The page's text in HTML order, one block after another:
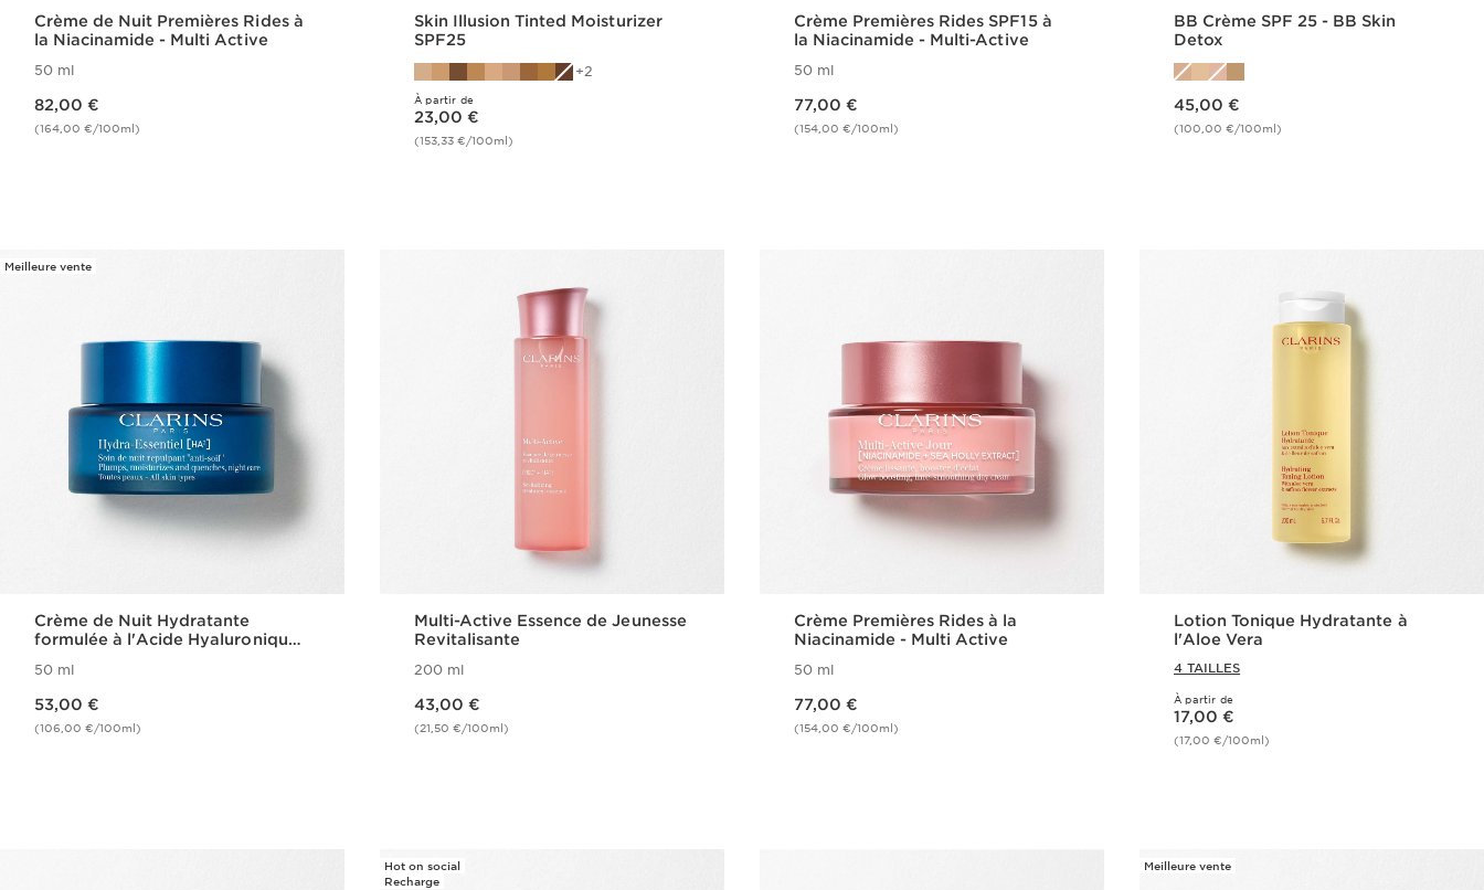
Crème de Nuit Premières Rides à
la Niacinamide - Multi Active
50 ml
82,00 €
(164,00 €/100ml)
Skin Illusion Tinted Moisturizer
SPF25
2
À partir de
Nouveau prix 23,00 €
23,00 €
(153,33 €/100ml)
Crème Premières Rides SPF15 à
la Niacinamide - Multi-Active
50 ml
77,00 €
(154,00 €/100ml)
BB Crème SPF 25 - BB Skin
Detox
45,00 €
(100,00 €/100ml)
Meilleure vente
Crème de Nuit Hydratante
formulée à l'Acide Hyaluronique -
50 ml
53,00 €
(106,00 €/100ml)
Multi-Active Essence de Jeunesse
Revitalisante
200 ml
43,00 €
(21,50 €/100ml)
Crème Premières Rides à la
Niacinamide - Multi Active
50 ml
77,00 €
(154,00 €/100ml)
Lotion Tonique Hydratante à
l'Aloe Vera
4 TAILLES
À partir de
Nouveau prix 17,00 €
17,00 €
(17,00 €/100ml)
Hot on social
Recharge
Meilleure vente